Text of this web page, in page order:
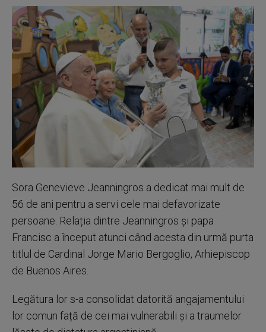
Sora Genevieve Jeanningros a dedicat mai mult de
56 de ani pentru a servi cele mai defavorizate
persoane. Relația dintre Jeanningros și papa
Francisc a început atunci când acesta din urmă purta
titlul de Cardinal Jorge Mario Bergoglio, Arhiepiscop
de Buenos Aires.
Legătura lor s-a consolidat datorită angajamentului
lor comun față de cei mai vulnerabili și a traumelor